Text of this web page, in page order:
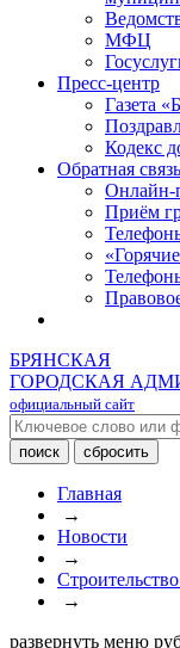
МФЦ
Пресс-центр
Газета
Кодекс
Обратная связь
Онлайн-
Приём
БРЯНСКАЯ
ГОРОДСКАЯ
официальный сайт
Главная
→
Новости
→
→
развернуть меню